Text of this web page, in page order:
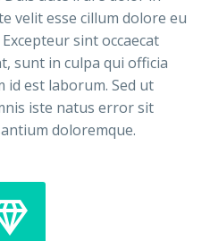
velit esse cillum dolore eu
sint occaecat
sunt in culpa qui officia
est laborum. Sed ut
iste natus error sit
doloremque.